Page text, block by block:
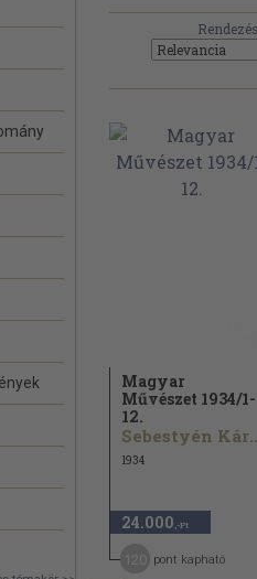
Magyar
Művészet 1934/1-
12.
1934
24.000 ,-Ft
pont kapható